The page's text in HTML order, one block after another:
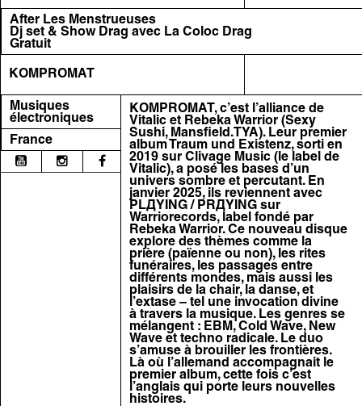
After Les Menstrueuses
Dj set & Show Drag avec La Coloc Drag
Gratuit
KOMPROMAT
Musiques
électroniques
France
KOMPROMAT, c’est l’alliance de
Vitalic et Rebeka Warrior (Sexy
Sushi, Mansfield.TYA). Leur premier
album Traum und Existenz, sorti en
2019 sur Clivage Music (le label de
Vitalic), a posé les bases d’un
univers sombre et percutant. En
janvier 2025, ils reviennent avec
PLДYING / PRДYING sur
Warriorecords, label fondé par
Rebeka Warrior. Ce nouveau disque
explore des thèmes comme la
prière (païenne ou non), les rites
funéraires, les passages entre
différents mondes, mais aussi les
plaisirs de la chair, la danse, et
l’extase – tel une invocation divine
à travers la musique. Les genres se
mélangent : EBM, Cold Wave, New
Wave et techno radicale. Le duo
s’amuse à brouiller les frontières.
Là où l’allemand accompagnait le
premier album, cette fois c’est
l’anglais qui porte leurs nouvelles
histoires.